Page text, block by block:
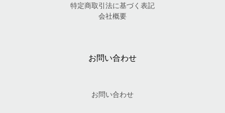
特定商取引法に基づく表記
会社概要
お問い合わせ
お問い合わせ